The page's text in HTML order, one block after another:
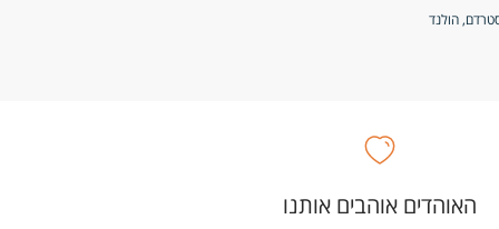
האוהדים אוהבים אותנו